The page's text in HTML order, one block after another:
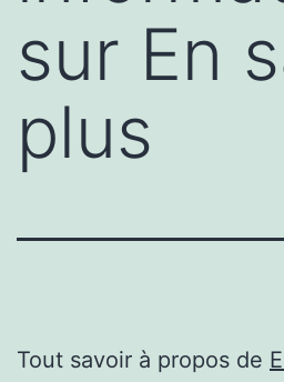
sur En
plus
Tout savoir à propos de